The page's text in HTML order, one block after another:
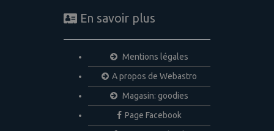
En savoir plus
Mentions légales
A propos de Webastro
Magasin: goodies
Page Facebook